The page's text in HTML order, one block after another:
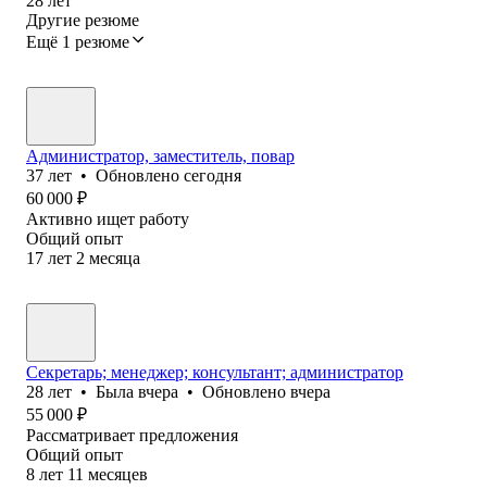
Другие резюме
Ещё 1 резюме
Администратор, заместитель, повар
37 лет • Обновлено сегодня
60 000 ₽
Активно ищет работу
Общий опыт
17 лет 2 месяца
Секретарь; менеджер; консультант; администратор
28 лет • Была вчера • Обновлено вчера
55 000 ₽
Рассматривает предложения
Общий опыт
8 лет 11 месяцев